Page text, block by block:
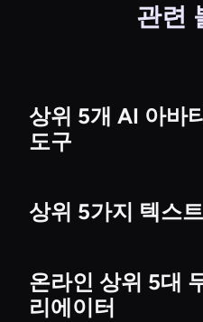
관련
상위 5개 AI 아바
도구
상위 5가지 텍스
온라인 상위 5대
리에이터